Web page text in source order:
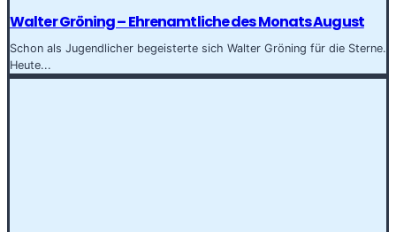
Walter Gröning – Ehrenamtliche des Monats August
Schon als Jugendlicher begeisterte sich Walter Gröning für die Sterne.
Heute...